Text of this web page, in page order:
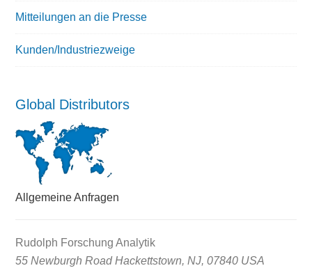
Mitteilungen an die Presse
Kunden/Industriezweige
Global Distributors
Allgemeine Anfragen
Rudolph Forschung Analytik
55 Newburgh Road Hackettstown, NJ, 07840 USA